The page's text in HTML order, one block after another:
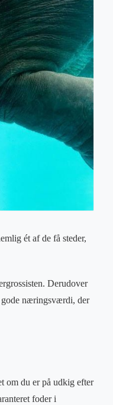
ét af de få steder,
Derudover
gode næringsværdi, der
om du er på udkig efter
foder i